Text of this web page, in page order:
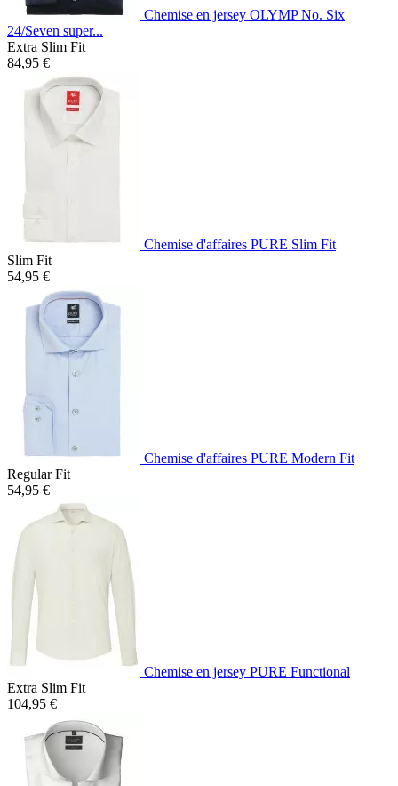
Chemise en jersey OLYMP No. Six
24/Seven super...
Extra Slim Fit
84,95 €
Chemise d'affaires PURE Slim Fit
Slim Fit
54,95 €
Chemise d'affaires PURE Modern Fit
Regular Fit
54,95 €
Chemise en jersey PURE Functional
Extra Slim Fit
104,95 €